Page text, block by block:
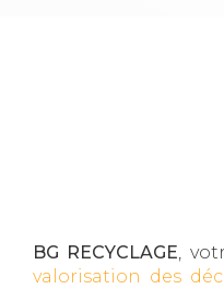
BG RECYCLAGE,
valorisation des